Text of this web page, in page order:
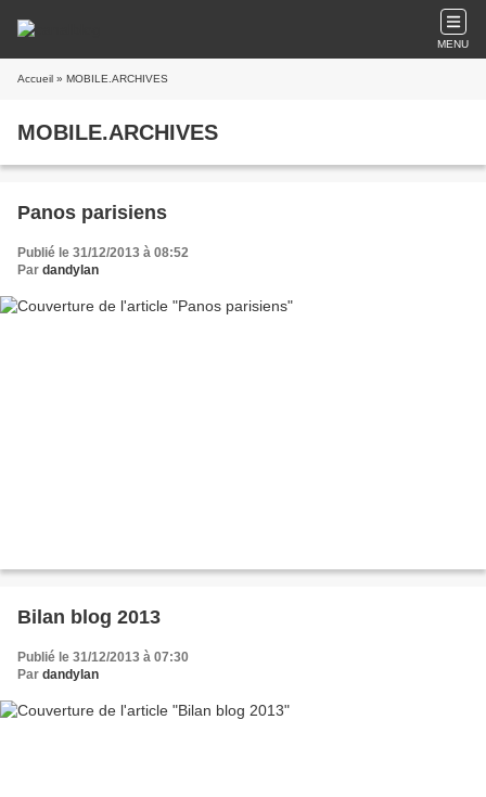
MENU
Accueil » MOBILE.ARCHIVES
MOBILE.ARCHIVES
Panos parisiens
Publié le 31/12/2013 à 08:52
Par dandylan
Bilan blog 2013
Publié le 31/12/2013 à 07:30
Par dandylan